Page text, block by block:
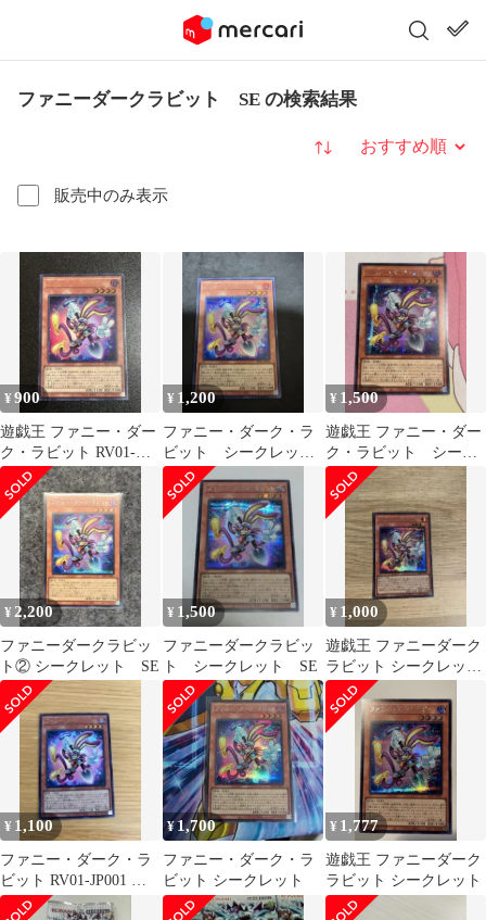
ファニーダークラビット SE の検索結果
販売中のみ表示
並び替え
¥900
遊戯王 ファニー・ダー
ク・ラビット RV01-
JP001 ウルトラレア
¥ 1,200
ファニー・ダーク・ラ
ビット シークレット
レア 遊戯王
¥ 1,500
遊戯王 ファニー・ダー
ク・ラビット シーク
レット
¥ 2,200
ファニーダークラビッ
ト② シークレット SE
¥ 1,500
ファニーダークラビッ
ト シークレット SE
¥ 1,000
遊戯王 ファニーダーク
ラビット シークレット
レア RV01-JP001
¥ 1,100
ファニー・ダーク・ラ
ビット RV01-JP001 ウ
ルトラレア 遊戯王
¥1,700
ファニー・ダーク・ラ
ビット シークレット
¥ 1,777
遊戯王 ファニーダーク
ラビット シークレット